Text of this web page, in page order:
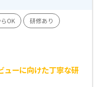
OK
研修あり
ューに向けた丁寧な研